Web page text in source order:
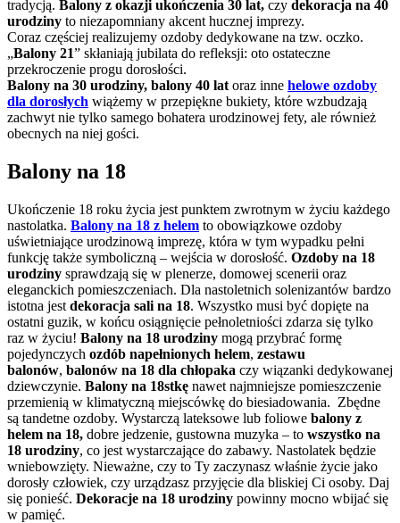
tradycją. Balony z okazji ukończenia 30 lat, czy dekoracja na 40
urodziny to niezapomniany akcent hucznej imprezy.
Coraz częściej realizujemy ozdoby dedykowane na tzw. oczko.
„Balony 21” skłaniają jubilata do refleksji: oto ostateczne
przekroczenie progu dorosłości.
Balony na 30 urodziny, balony 40 lat oraz inne helowe ozdoby
dla dorosłych wiążemy w przepiękne bukiety, które wzbudzają
zachwyt nie tylko samego bohatera urodzinowej fety, ale również
obecnych na niej gości.
Balony na 18
Ukończenie 18 roku życia jest punktem zwrotnym w życiu każdego
nastolatka. Balony na 18 z helem to obowiązkowe ozdoby
uświetniające urodzinową imprezę, która w tym wypadku pełni
funkcję także symboliczną – wejścia w dorosłość. Ozdoby na 18
urodziny sprawdzają się w plenerze, domowej scenerii oraz
eleganckich pomieszczeniach. Dla nastoletnich solenizantów bardzo
istotna jest dekoracja sali na 18. Wszystko musi być dopięte na
ostatni guzik, w końcu osiągnięcie pełnoletniości zdarza się tylko
raz w życiu! Balony na 18 urodziny mogą przybrać formę
pojedynczych ozdób napełnionych helem, zestawu
balonów, balonów na 18 dla chłopaka czy wiązanki dedykowanej
dziewczynie. Balony na 18stkę nawet najmniejsze pomieszczenie
przemienią w klimatyczną miejscówkę do biesiadowania. Zbędne
są tandetne ozdoby. Wystarczą lateksowe lub foliowe balony z
helem na 18, dobre jedzenie, gustowna muzyka – to wszystko na
18 urodziny, co jest wystarczające do zabawy. Nastolatek będzie
wniebowzięty. Nieważne, czy to Ty zaczynasz właśnie życie jako
dorosły człowiek, czy urządzasz przyjęcie dla bliskiej Ci osoby. Daj
się ponieść. Dekoracje na 18 urodziny powinny mocno wbijać się
w pamięć.